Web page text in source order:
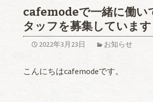
cafemodeで一緒に働い
タッフを募集しています
2022年3月23日 お知らせ
こんにちはcafemodeです。